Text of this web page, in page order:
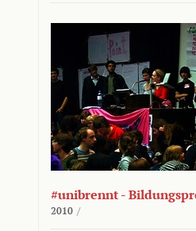
#unibrennt -
2010 /